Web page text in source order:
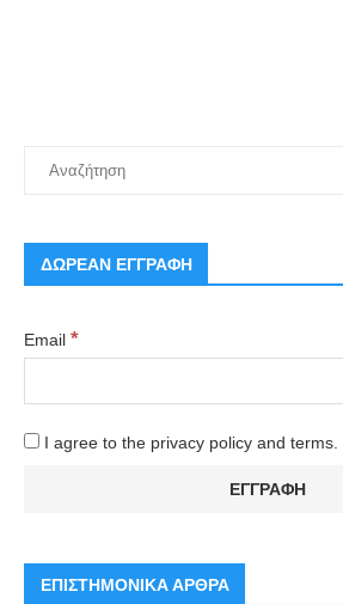
ΔΩΡΕΑΝ ΕΓΓΡΑΦΗ
Email *
I agree to the privacy policy and terms.
ΕΠΙΣΤΗΜΟΝΙΚΑ ΑΡΘΡΑ